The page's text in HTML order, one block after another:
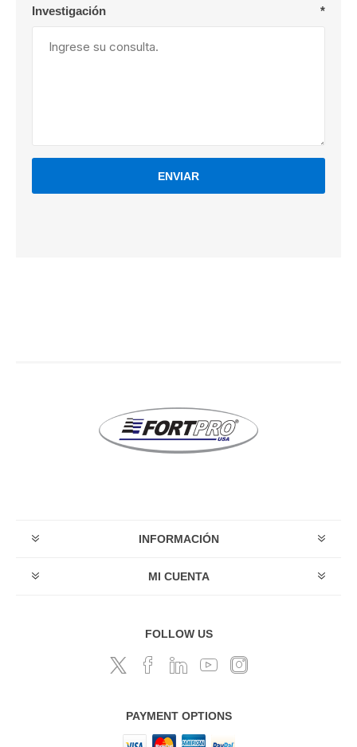
Investigación *
ENVIAR
INFORMACIÓN
MI CUENTA
FOLLOW US
PAYMENT OPTIONS